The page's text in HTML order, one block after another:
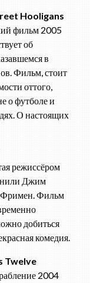
Hooligans
фильм 2005
об
в
Фильм, стоит
оттого,
о футболе и
О настоящих
режиссёром
Джим
Фильм
добиться
комедия.
Twelve
2004